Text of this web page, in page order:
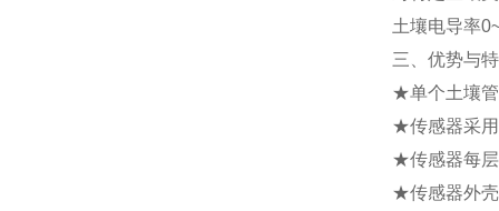
土壤电导率
三、优势与
★单个土壤管
★传感器采用
★传感器每层
★传感器外壳